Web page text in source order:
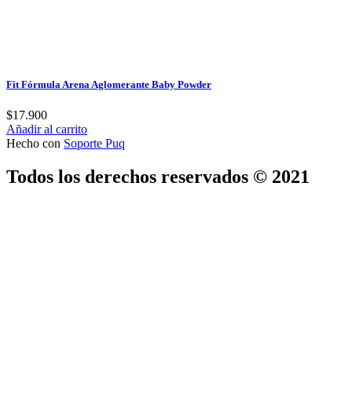
Fit Fórmula Arena Aglomerante Baby Powder
$17.900
Añadir al carrito
Hecho con Soporte Puq
Todos los derechos reservados © 2021